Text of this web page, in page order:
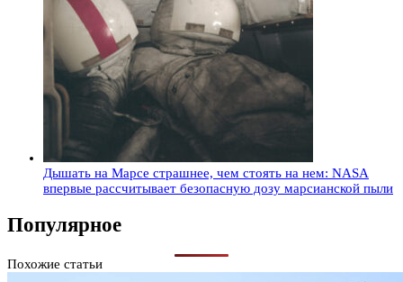
Дышать на Марсе страшнее, чем стоять на нем: NASA
впервые рассчитывает безопасную дозу марсианской пыли
Популярное
Похожие статьи